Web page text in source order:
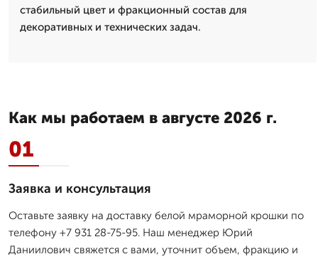
стабильный цвет и фракционный состав для
декоративных и технических задач.
Как мы работаем в августе 2026 г.
01
Заявка и консультация
Оставьте заявку на доставку белой мраморной крошки по
телефону +7 931 28-75-95. Наш менеджер Юрий
Даниилович свяжется с вами, уточнит объем, фракцию и